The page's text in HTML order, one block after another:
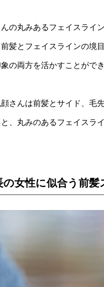
の丸みあるフェイスライ
前髪とフェイスラインの境
の両方を活かすことができ
顔さんは前髪とサイド、毛
、丸みのあるフェイスラ
の女性に似合う前髪